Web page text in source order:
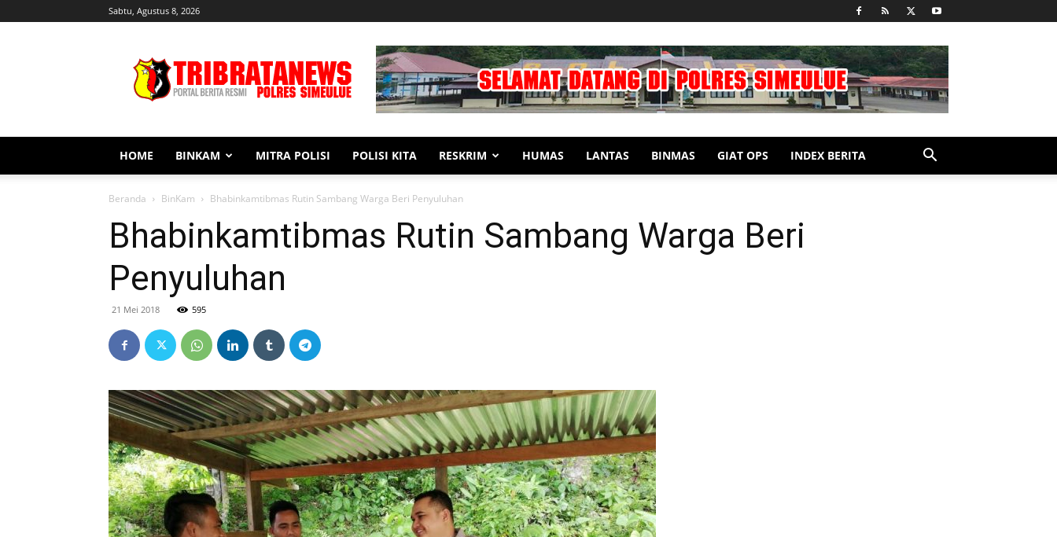
Sabtu, Agustus 8, 2026
Simeulue
HOME BINKAM MITRA POLISI POLISI KITA RESKRIM HUMAS LANTAS BINMAS GIAT OPS INDEX BERITA
Beranda BinKam Bhabinkamtibmas Rutin Sambang Warga Beri Penyuluhan
Bhabinkamtibmas Rutin Sambang Warga Beri
Penyuluhan
21 Mei 2018 595